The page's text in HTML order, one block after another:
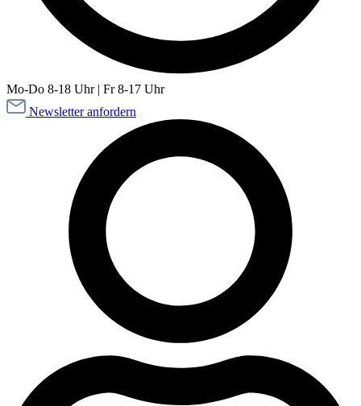
Mo-Do 8-18 Uhr | Fr 8-17 Uhr
Newsletter anfordern